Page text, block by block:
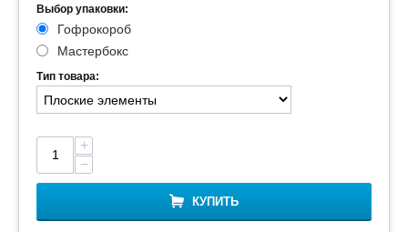
Выбор упаковки:
Гофрокороб
Мастербокс
Тип товара:
+
−
КУПИТЬ